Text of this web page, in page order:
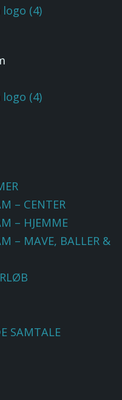
– CENTER
– HJEMME
– MAVE, BALLER &
SAMTALE